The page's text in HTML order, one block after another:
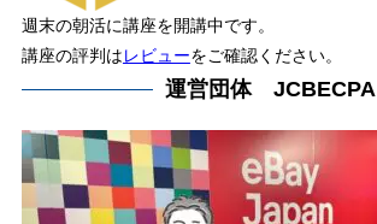
週末の朝活に講座を開講中です。
講座の評判はレビューをご確認ください。
運営団体 JCBECPA